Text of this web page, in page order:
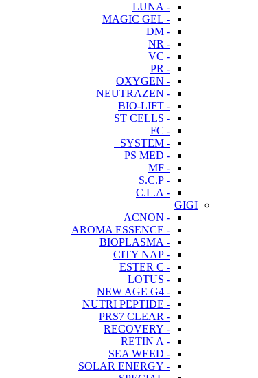
- LUNA
- MAGIC GEL
- DM
- NR
- VC
- PR
- OXYGEN
- NEUTRAZEN
- BIO-LIFT
- ST CELLS
- FC
- SYSTEM+
- PS MED
- MF
- S.C.P
- C.L.A
GIGI
- ACNON
- AROMA ESSENCE
- BIOPLASMA
- CITY NAP
- ESTER C
- LOTUS
- NEW AGE G4
- NUTRI PEPTIDE
- PRS7 CLEAR
- RECOVERY
- RETIN A
- SEA WEED
- SOLAR ENERGY